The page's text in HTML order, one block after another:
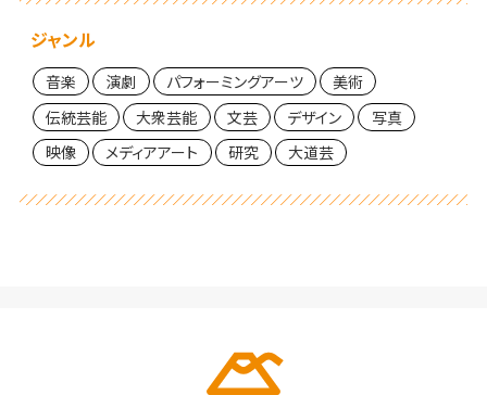
ジャンル
音楽 演劇 パフォーミングアーツ
美術
伝統芸能
大衆芸能 文芸 デザイン
写真
映像
メディアアート 研究 大道芸